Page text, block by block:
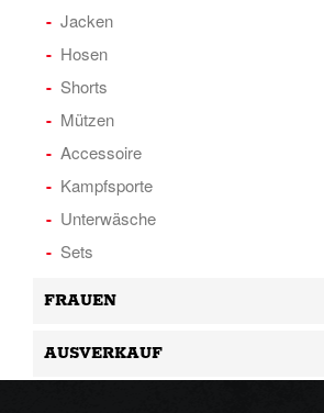
Jacken
Hosen
Shorts
Mützen
Accessoire
Kampfsporte
Unterwäsche
Sets
FRAUEN
AUSVERKAUF